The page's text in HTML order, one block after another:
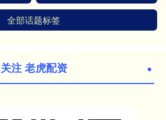
全部话题标签
关注 老虎配资